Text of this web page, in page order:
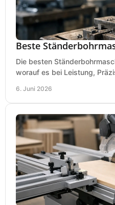
Beste
Die besten
worauf es bei Leistung,
6. Juni 2026